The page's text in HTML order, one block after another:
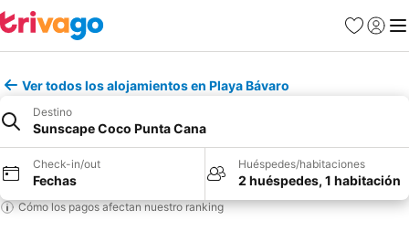
Favoritos
Iniciar
Ver todos los alojamientos en Playa Bávaro
Destino
Sunscape Coco Punta Cana
Check-in/out
Fechas
Huéspedes/habitaciones
2 huéspedes, 1 habitación
Cómo los pagos afectan nuestro ranking